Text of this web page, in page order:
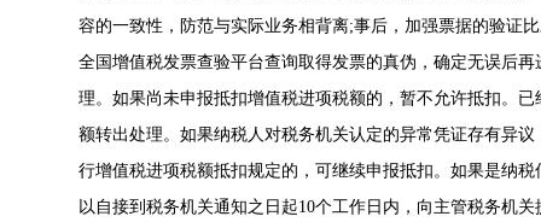
容的一致性，防范与实际业务相背离;事后，加强票据的验证
全国增值税发票查验平台查询取得发票的真伪，确定无误后
理。如果尚未申报抵扣增值税进项税额的，暂不允许抵扣。
额转出处理。如果纳税人对税务机关认定的异常凭证存有异
行增值税进项税额抵扣规定的，可继续申报抵扣。如果是纳
以自接到税务机关通知之日起10个工作日内，向主管税务机